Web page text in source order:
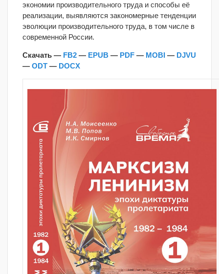
экономии производительного труда и способы её
реализации, выявляются закономерные тенденции
эволюции производительного труда, в том числе в
современной России.
Скачать — FB2 — EPUB — PDF — MOBI — DJVU
— ODT — DOCX